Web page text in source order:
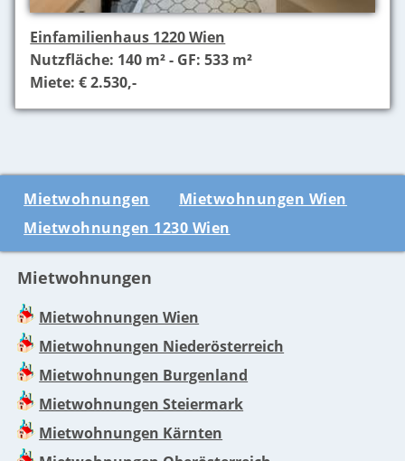
Einfamilienhaus 1220 Wien
Nutzfläche: 140 m² - GF: 533 m²
Miete: € 2.530,-
Mietwohnungen
Mietwohnungen Wien
Mietwohnungen 1230 Wien
Mietwohnungen
Mietwohnungen Wien
Mietwohnungen Niederösterreich
Mietwohnungen Burgenland
Mietwohnungen Steiermark
Mietwohnungen Kärnten